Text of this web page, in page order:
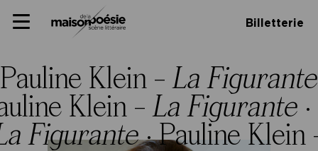
Panneau de gestion des cookies
to
Primary
Billetterie
Pauline Klein – La
Klein – La Figurante ·
Figurante·Pauline Klein